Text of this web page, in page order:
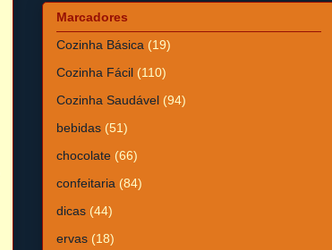
Marcadores
Cozinha Básica (19)
Cozinha Fácil (110)
Cozinha Saudável (94)
bebidas (51)
chocolate (66)
confeitaria (84)
dicas (44)
ervas (18)